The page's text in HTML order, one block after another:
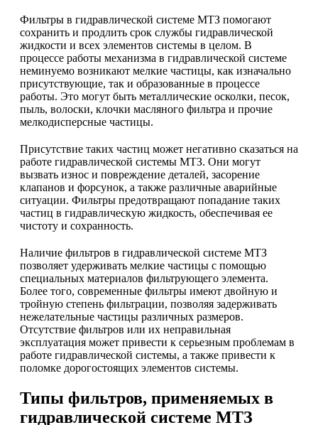
Фильтры в гидравлической системе МТЗ помогают
сохранить и продлить срок службы гидравлической
жидкости и всех элементов системы в целом. В
процессе работы механизма в гидравлической системе
неминуемо возникают мелкие частицы, как изначально
присутствующие, так и образованные в процессе
работы. Это могут быть металлические осколки, песок,
пыль, волоски, клочки масляного фильтра и прочие
мелкодисперсные частицы.
Присутствие таких частиц может негативно сказаться на
работе гидравлической системы МТЗ. Они могут
вызвать износ и повреждение деталей, засорение
клапанов и форсунок, а также различные аварийные
ситуации. Фильтры предотвращают попадание таких
частиц в гидравлическую жидкость, обеспечивая ее
чистоту и сохранность.
Наличие фильтров в гидравлической системе МТЗ
позволяет удерживать мелкие частицы с помощью
специальных материалов фильтрующего элемента.
Более того, современные фильтры имеют двойную и
тройную степень фильтрации, позволяя задерживать
нежелательные частицы различных размеров.
Отсутствие фильтров или их неправильная
эксплуатация может привести к серьезным проблемам в
работе гидравлической системы, а также привести к
поломке дорогостоящих элементов системы.
Типы фильтров, применяемых в
гидравлической системе МТЗ